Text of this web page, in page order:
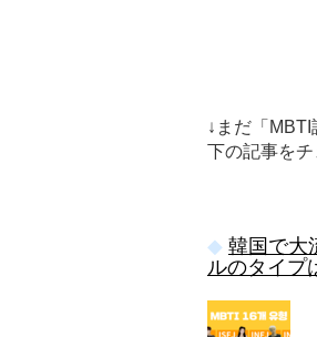
↓まだ「
下の記事をチ
韓国で大
ルのタイプ